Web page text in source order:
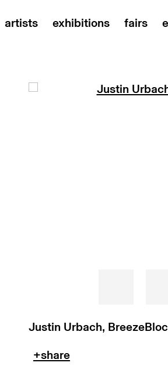
artists exhibitions fairs
Open a larger version of
Justin Urbach,